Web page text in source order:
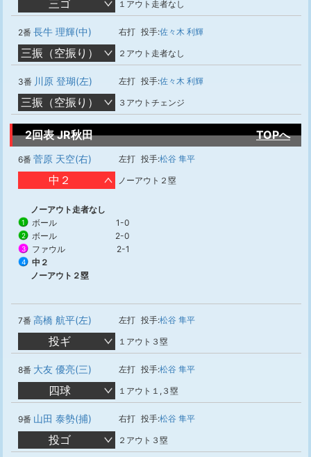
三ゴ １アウト走者なし
2番 長牛 理輝(中) 右打 投手:佐々木 利輝
三振（空振り） ２アウト走者なし
3番 川原 登瑚(左) 左打 投手:佐々木 利輝
三振（空振り） ３アウトチェンジ
2回表 JR秋田 TOPへ
6番 菅原 天空(右) 左打 投手:松谷 隼平
中２ ノーアウト２塁
ノーアウト走者なし
1 ボール 1-0
2 ボール 2-0
3 ファウル 2-1
4
中２
ノーアウト２塁
7番 高橋 航平(左) 左打 投手:松谷 隼平
投ギ １アウト３塁
8番 大友 優亮(三) 左打 投手:松谷 隼平
四球 １アウト１,３塁
9番 山田 泰勢(捕) 右打 投手:松谷 隼平
投ゴ ２アウト３塁